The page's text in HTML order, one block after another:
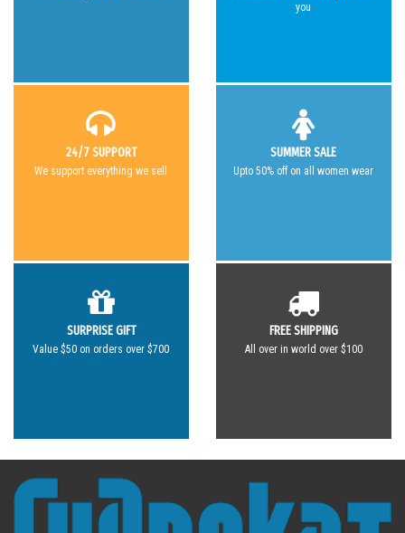
you
24/7 SUPPORT
We support everything we sell
SUMMER SALE
Upto 50% off on all women wear
SURPRISE GIFT
Value $50 on orders over $700
FREE SHIPPING
All over in world over $100